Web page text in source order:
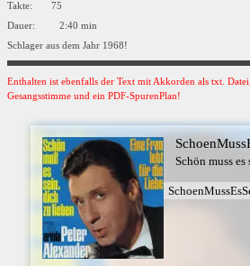
Takte: 75
Dauer: 2:40 min
Schlager aus dem Jahr 1968!
Enthalten ist ebenfalls der Text mit Akkorden als txt.
Gesangsstimme und ein PDF-SpurenPlan!